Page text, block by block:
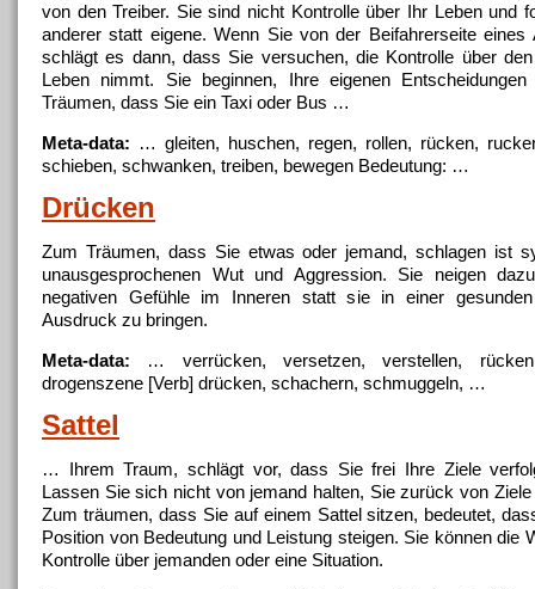
von den Treiber. Sie sind nicht Kontrolle über Ihr Leben und
anderer statt eigene. Wenn Sie von der Beifahrerseite eines
schlägt es dann, dass Sie versuchen, die Kontrolle über
Leben nimmt. Sie beginnen, Ihre eigenen
Träumen, dass Sie ein Taxi oder Bus …
Meta-data: … gleiten, huschen, regen, rollen, rücken,
schieben, schwanken, treiben, bewegen Bedeutung: …
Drücken
Zum Träumen, dass Sie etwas oder jemand, schlagen ist
unausgesprochenen Wut und Aggression. Sie neigen
negativen Gefühle im Inneren statt sie in einer
Ausdruck zu bringen.
Meta-data: … verrücken, versetzen, verstellen, rücken
drogenszene [Verb] drücken, schachern, schmuggeln, …
Sattel
… Ihrem Traum, schlägt vor, dass Sie frei Ihre Ziele
Lassen Sie sich nicht von jemand halten, Sie zurück von
Zum träumen, dass Sie auf einem Sattel sitzen, bedeutet,
Position von Bedeutung und Leistung steigen. Sie können die
Kontrolle über jemanden oder eine Situation.